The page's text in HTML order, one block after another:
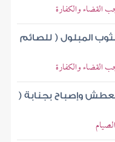
القضاء والكفارة
المبلول ( للصائم
القضاء والكفارة
وإصباح بجنابة (